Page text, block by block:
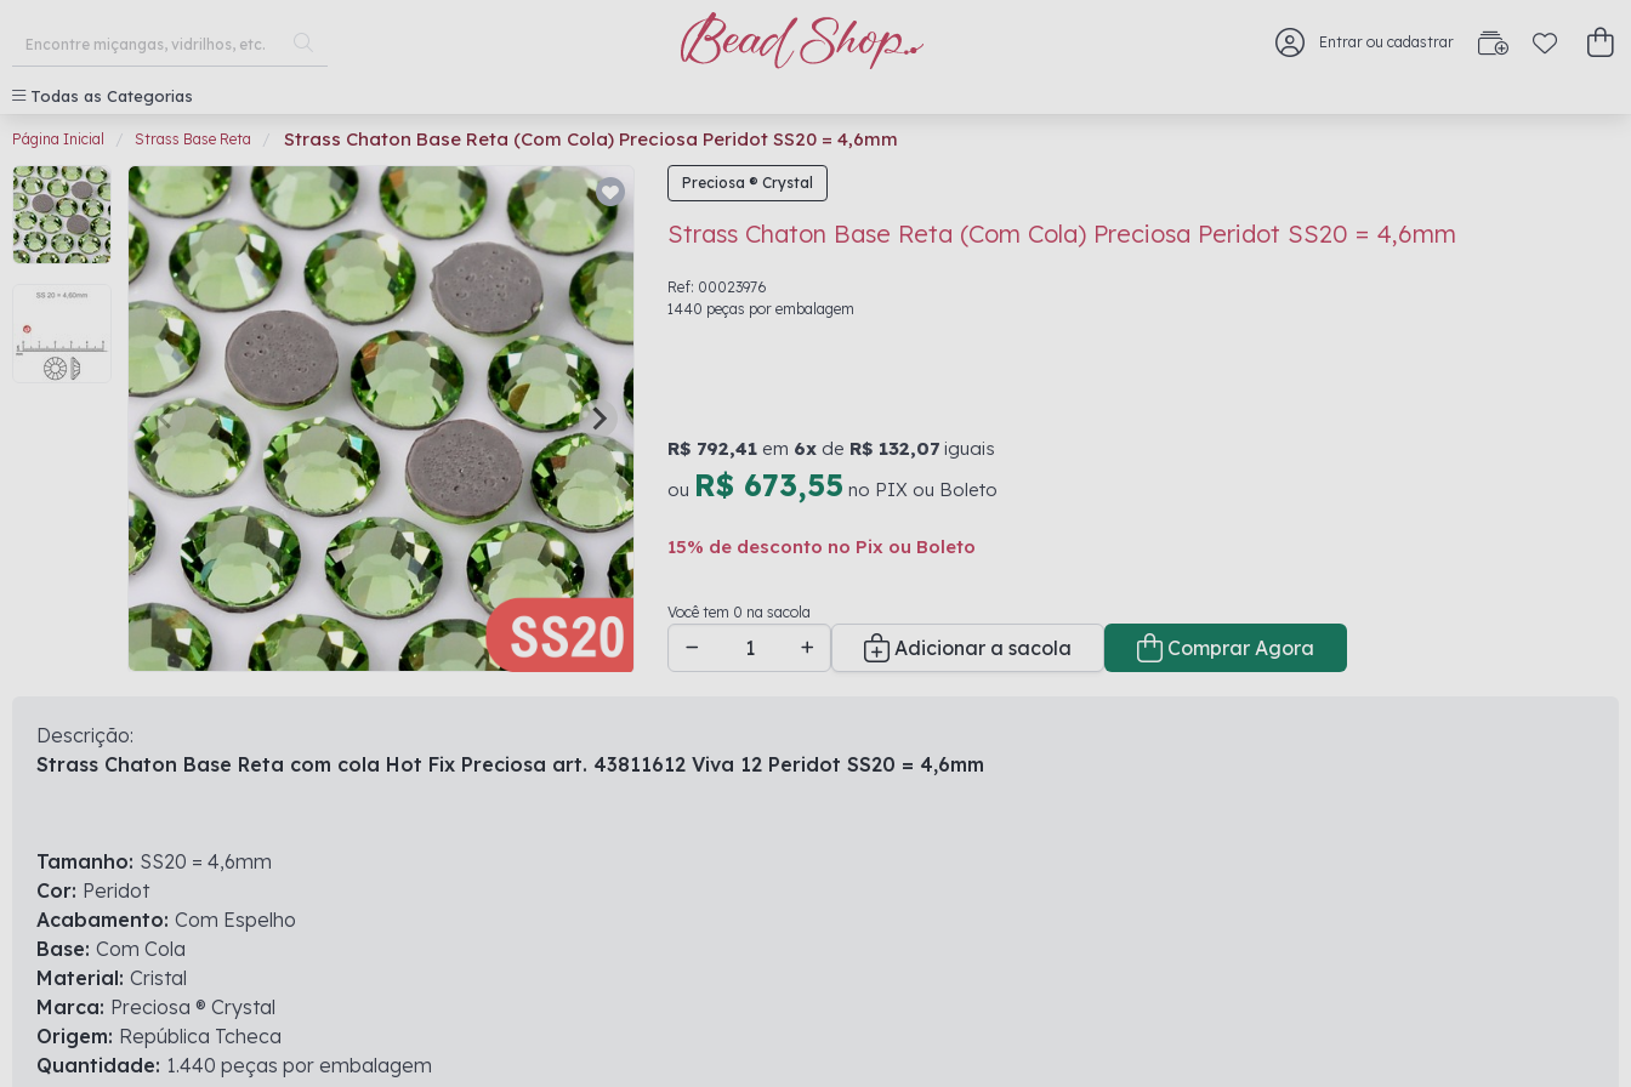
Entrar ou cadastrar
Todas as Categorias
Página Inicial Strass Base Reta Strass Chaton Base Reta (Com Cola) Preciosa Peridot SS20 = 4,6mm
Preciosa ® Crystal
Strass Chaton Base Reta (Com Cola) Preciosa Peridot SS20 = 4,6mm
Ref: 00023976
1440 peças por embalagem
R$ 792,41 em 6x de R$ 132,07 iguais
ou R$ 673,55 no PIX ou Boleto
15% de desconto no Pix ou Boleto
Você tem 0 na sacola
Adicionar a sacola
Comprar Agora
Descrição:
Strass Chaton Base Reta com cola Hot Fix Preciosa art. 43811612 Viva 12 Peridot SS20 = 4,6mm
Tamanho: SS20 = 4,6mm
Cor: Peridot
Acabamento: Com Espelho
Base: Com Cola
Material: Cristal
Marca: Preciosa ® Crystal
Origem: República Tcheca
Quantidade: 1.440 peças por embalagem